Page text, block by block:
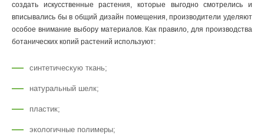
создать искусственные растения, которые выгодно смотрелись и
вписывались бы в общий дизайн помещения, производители уделяют
особое внимание выбору материалов. Как правило, для производства
ботанических копий растений используют:
синтетическую ткань;
натуральный шелк;
пластик;
экологичные полимеры;